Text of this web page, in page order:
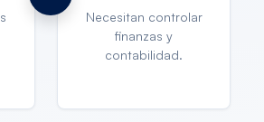
Necesitan controlar
finanzas y
contabilidad.